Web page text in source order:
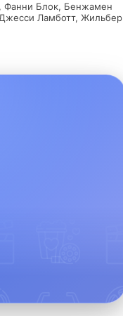
Фанни Блок, Бенжамен
Ламботт, Жильбер